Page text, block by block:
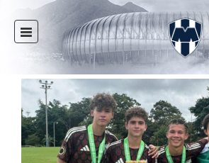
INICIO
NOTICIAS
CLUB
MULTIMEDIA
RAYADOS